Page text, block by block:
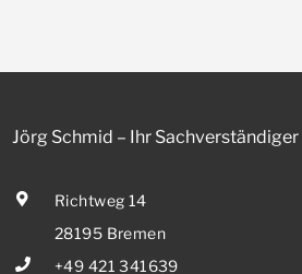
Jörg Schmid – Ihr
Richtweg 14
28195 Bremen
+49 421 341639